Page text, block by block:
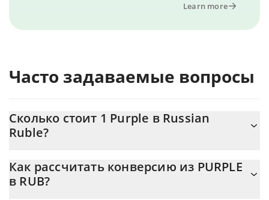
Learn more
Часто задаваемые вопросы
Сколько стоит 1 Purple в Russian
Ruble?
На данный момент 1 Purple равно 0.00849532 {toSymbol
Как рассчитать конверсию из PURPLE
в RUB?